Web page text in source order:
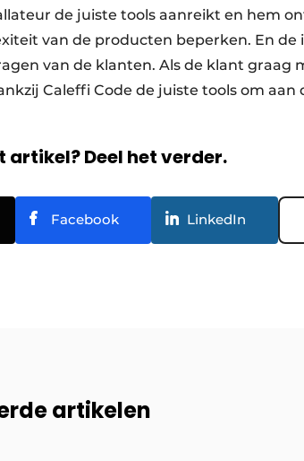
de juiste tools aanreikt en hem
van de producten beperken. En
van de klanten. Als de klant
Caleffi Code de juiste tools om
artikel? Deel het verder.
Facebook LinkedIn
artikelen